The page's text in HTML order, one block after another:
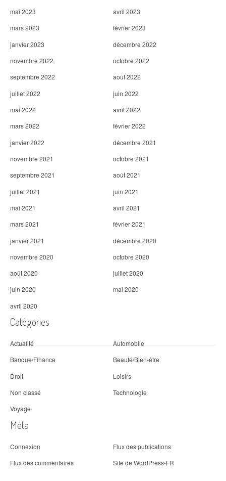
mai 2023
avril 2023
mars 2023
février 2023
janvier 2023
décembre 2022
novembre 2022
octobre 2022
septembre 2022
août 2022
juillet 2022
juin 2022
mai 2022
avril 2022
mars 2022
février 2022
janvier 2022
décembre 2021
novembre 2021
octobre 2021
septembre 2021
août 2021
juillet 2021
juin 2021
mai 2021
avril 2021
mars 2021
février 2021
janvier 2021
décembre 2020
novembre 2020
octobre 2020
août 2020
juillet 2020
juin 2020
mai 2020
avril 2020
Catégories
Actualité
Automobile
Banque/Finance
Beauté/Bien-être
Droit
Loisirs
Non classé
Technologie
Voyage
Méta
Connexion
Flux des publications
Flux des commentaires
Site de WordPress-FR